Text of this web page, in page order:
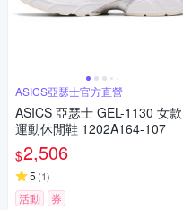
ASICS亞瑟士官方直營
ASICS 亞瑟士 GEL-1130 女款
運動休閒鞋 1202A164-107
$2,506
5 (1)
活動 券